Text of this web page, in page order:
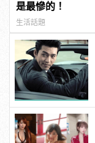
是最慘的！
生活話題